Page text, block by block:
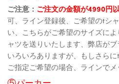
ご注意： ご注文の金額が4990円
可、ライン登録後、ご希望のtシ
い、こちらがご希望のサイズに
ャツを送りいたします、弊店が
いろいろありますが、もしさら
ご指定ご希望の場合、ラインで